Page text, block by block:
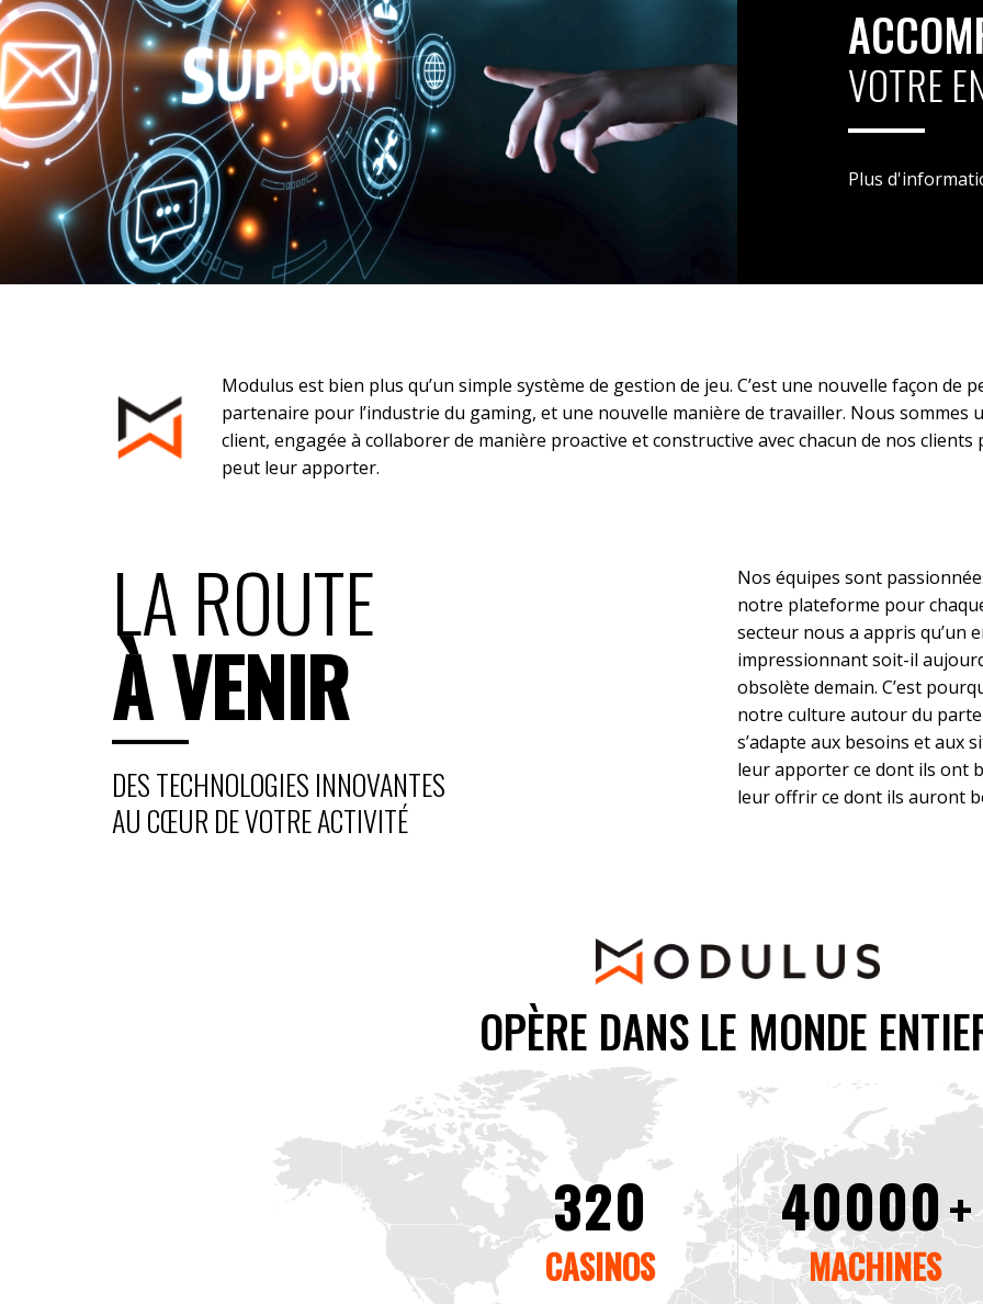
VOTRE
Plus
Modulus est bien plus qu’un simple système de gestion de jeu. C’est une nouvelle façon de
partenaire pour l’industrie du gaming, et une nouvelle manière de travailler. Nous
client, engagée à collaborer de manière proactive et constructive avec chacun de nos
peut leur apporter.
LA ROUTE
À VENIR
DES TECHNOLOGIES INNOVANTES
AU CŒUR DE VOTRE ACTIVITÉ
Nos équipes sont
notre plateforme pour
secteur nous a appris qu’un
impressionnant soit-il
obsolète demain. C’est
notre culture autour du
s’adapte aux besoins et aux
leur apporter ce dont ils ont
leur offrir ce dont ils auront
OPÈRE DANS LE MONDE
320
CASINOS
40000+
MACHINES